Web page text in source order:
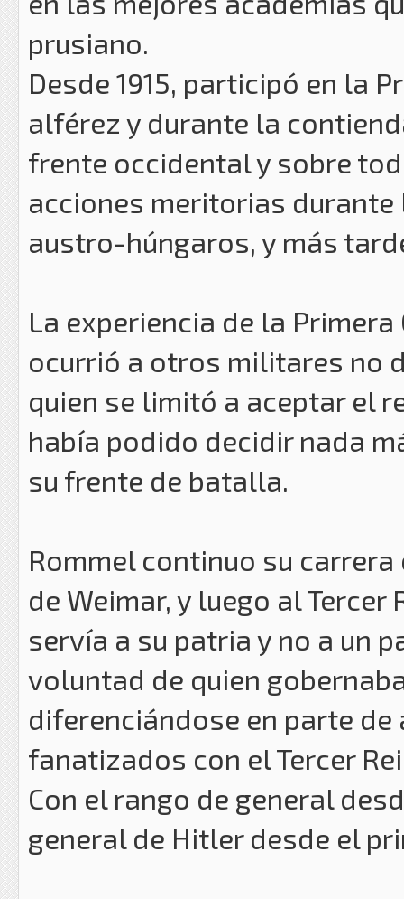
prusiano.
Desde 1915, participó en la
alférez y durante la
frente occidental y sobre
acciones meritorias
austro-húngaros, y más
La experiencia de la
ocurrió a otros militares no
quien se limitó a aceptar el
había podido decidir nada
su frente de batalla.
Rommel continuo su
de Weimar, y luego al
servía a su patria y no a un
voluntad de quien
diferenciándose en parte
fanatizados con el Tercer
Con el rango de general
general de Hitler desde el